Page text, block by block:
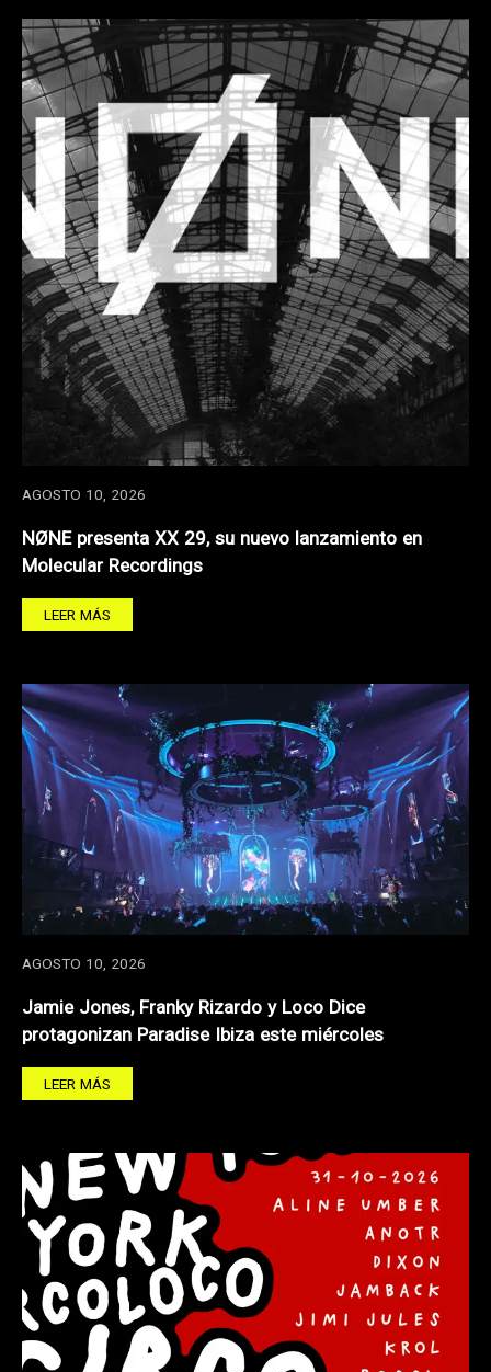
AGOSTO 10, 2026
NØNE presenta XX 29, su nuevo lanzamiento en
Molecular Recordings
LEER MÁS
AGOSTO 10, 2026
Jamie Jones, Franky Rizardo y Loco Dice
protagonizan Paradise Ibiza este miércoles
LEER MÁS